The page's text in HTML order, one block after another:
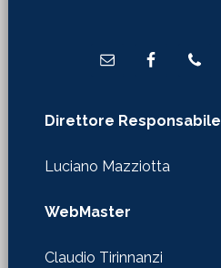
Direttore Responsabile
Luciano Mazziotta
WebMaster
Claudio Tirinnanzi